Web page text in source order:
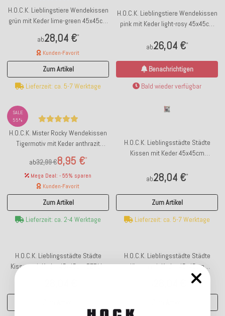
H.O.C.K. Lieblingstiere Wendekissen
grün mit Keder lime-green 45x45cm
ab28,04 €*
Kunden-Favorit
Zum Artikel
Lieferzeit: ca. 5-7 Werktage
H.O.C.K. Lieblingstiere Wendekissen
pink mit Keder light-rosy 45x45cm
ab26,04 €*
Benachrichtigen
Bald wieder verfügbar
SALE
55%
H.O.C.K. Mister Rocky Wendekissen
Tigermotiv mit Keder anthrazit
ab
8,95 €*
32,99 €
Mega Deal: - 55% sparen
Kunden-Favorit
Zum Artikel
Lieferzeit: ca. 2-4 Werktage
H.O.C.K. Lieblingsstädte Städte
Kissen mit Keder 45x45cm
ab28,04 €*
Zum Artikel
Lieferzeit: ca. 5-7 Werktage
H.O.C.K. Lieblingsstädte Städte
Kissen mit Keder 45x45cm BERLIN
H.O.C.K. Lieblingsstädte Städte
Kissen mit Keder 45x45cm
FRANKFURT by Anna Flores